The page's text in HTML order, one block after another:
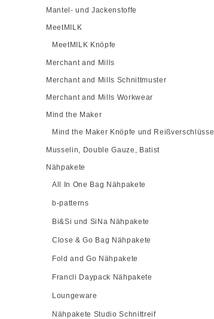
Mantel- und Jackenstoffe
MeetMILK
MeetMILK Knöpfe
Merchant and Mills
Merchant and Mills Schnittmuster
Merchant and Mills Workwear
Mind the Maker
Mind the Maker Knöpfe und Reißverschlüsse
Musselin, Double Gauze, Batist
Nähpakete
All In One Bag Nähpakete
b-patterns
Bi&Si und SiNa Nähpakete
Close & Go Bag Nähpakete
Fold and Go Nähpakete
Francli Daypack Nähpakete
Loungeware
Nähpakete Studio Schnittreif